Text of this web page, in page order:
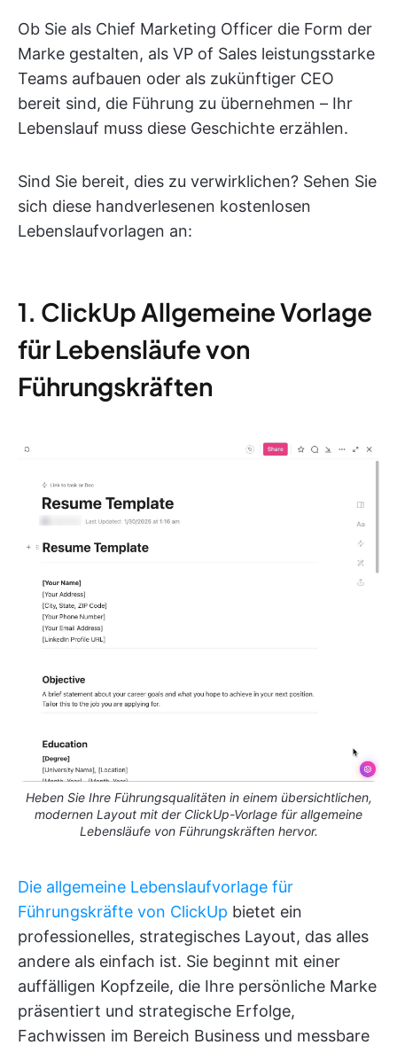
Ob Sie als Chief Marketing Officer die Form der
Marke gestalten, als VP of Sales leistungsstarke
Teams aufbauen oder als zukünftiger CEO
bereit sind, die Führung zu übernehmen – Ihr
Lebenslauf muss diese Geschichte erzählen.
Sind Sie bereit, dies zu verwirklichen? Sehen Sie
sich diese handverlesenen kostenlosen
Lebenslaufvorlagen an:
1. ClickUp Allgemeine Vorlage
für Lebensläufe von
Führungskräften
Heben Sie Ihre Führungsqualitäten in einem übersichtlichen,
modernen Layout mit der ClickUp-Vorlage für allgemeine
Lebensläufe von Führungskräften hervor.
Die allgemeine Lebenslaufvorlage für
Führungskräfte von ClickUp bietet ein
professionelles, strategisches Layout, das alles
andere als einfach ist. Sie beginnt mit einer
auffälligen Kopfzeile, die Ihre persönliche Marke
präsentiert und strategische Erfolge,
Fachwissen im Bereich Business und messbare